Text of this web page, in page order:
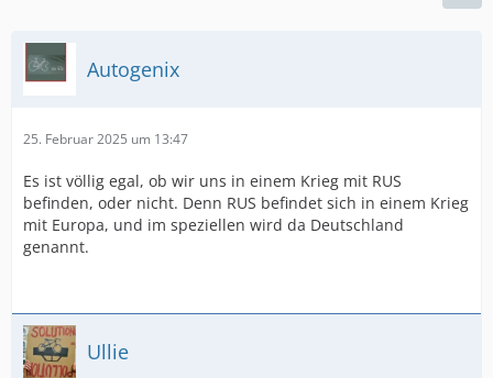
Autogenix
25. Februar 2025 um 13:47
Es ist völlig egal, ob wir uns in einem Krieg mit RUS
befinden, oder nicht. Denn RUS befindet sich in einem Krieg
mit Europa, und im speziellen wird da Deutschland
genannt.
Ullie